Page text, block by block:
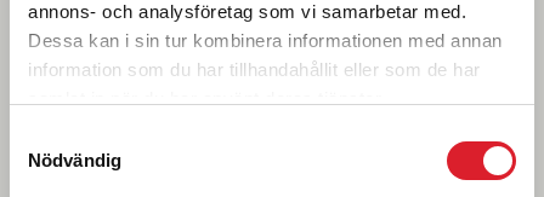
annons- och analysföretag som vi samarbetar med.
Dessa kan i sin tur kombinera informationen med annan
information som du har tillhandahållit eller som de har
Nödvändig
Sorsele- Ammarnäs Linje 341
Vilhelmina- Kittelfjäll Linje 417
Vilhelmina - Saxnäs - Klimpfjäll Linje 420